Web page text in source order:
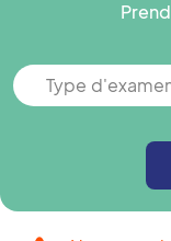
Type